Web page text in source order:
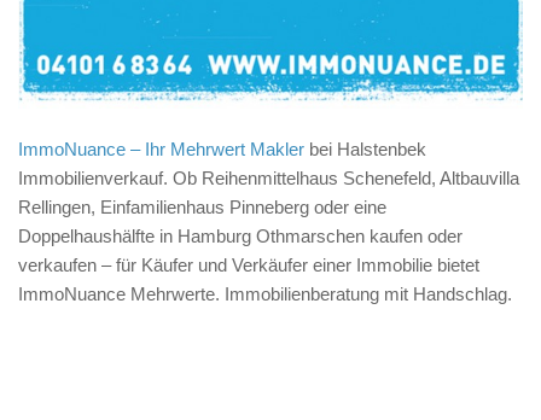
ImmoNuance – Ihr Mehrwert Makler bei Halstenbek
Immobilienverkauf. Ob Reihenmittelhaus Schenefeld, Altbauvilla
Rellingen, Einfamilienhaus Pinneberg oder eine
Doppelhaushälfte in Hamburg Othmarschen kaufen oder
verkaufen – für Käufer und Verkäufer einer Immobilie bietet
ImmoNuance Mehrwerte. Immobilienberatung mit Handschlag.